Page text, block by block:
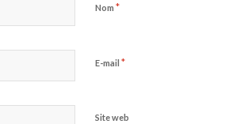
Nom *
E-mail *
Site web